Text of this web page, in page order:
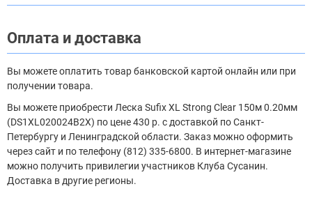
Оплата и доставка
Вы можете оплатить товар банковской картой онлайн или при
получении товара.
Вы можете приобрести Леска Sufix XL Strong Clear 150м 0.20мм
(DS1XL020024B2X) по цене 430 р. с доставкой по Санкт-
Петербургу и Ленинградской области. Заказ можно оформить
через сайт и по телефону (812) 335-6800. В интернет-магазине
можно получить привилегии участников Клуба Сусанин.
Доставка в другие регионы.